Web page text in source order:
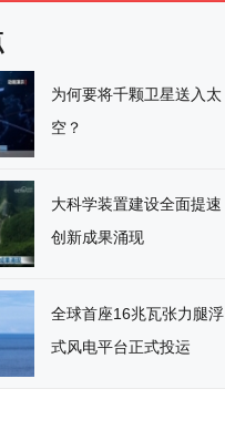
为何要将千颗卫星送入太
空？
大科学装置建设全面提速
创新成果涌现
全球首座16兆瓦张力腿浮
式风电平台正式投运